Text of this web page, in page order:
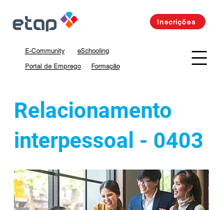
eSchooling
E-Community
Portal de Emprego
Formação
Inscrições
Relacionamento
interpessoal - 0403